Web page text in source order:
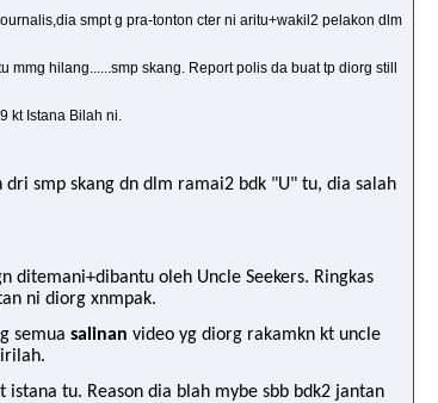
smpt g pra-tonton cter ni aritu+wakil2 pelakon dlm
hilang......smp skang. Report polis da buat tp diorg still
kt Istana Bilah ni.
smp skang dn dlm ramai2 bdk "U" tu, dia salah
oleh Uncle Seekers. Ringkas
ni diorg xnmpak.
semua salinan video yg diorg rakamkn kt uncle
tu. Reason dia blah mybe sbb bdk2 jantan